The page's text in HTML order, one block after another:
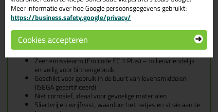
Schimmelwerend, ideaal voor vochtige omgevingen zoals
badkamers en keukens
Uitstekende hechting op veel verschillende ondergronden,
soms in combinatie met een primer
Zeer goede weer-, verouderings- en UV-bestendigheid,
waardoor het geschikt is voor buitengebruik
Zeer emissiearm (Emicode EC 1 Plus) – milieuvriendelijk
en veilig voor binnengebruik
Geschikt voor gebruik in de buurt van levensmiddelen
(ISEGA gecertificeerd)
Niet corrosief, ideaal voor gevoelige materialen
Sliertvrij en wrijfvast, waardoor het netjes en strak aan te
Meer informatie over hoe Google persoonsgegevens gebruikt:
https://business.safety.google/privacy/
Cookies accepteren